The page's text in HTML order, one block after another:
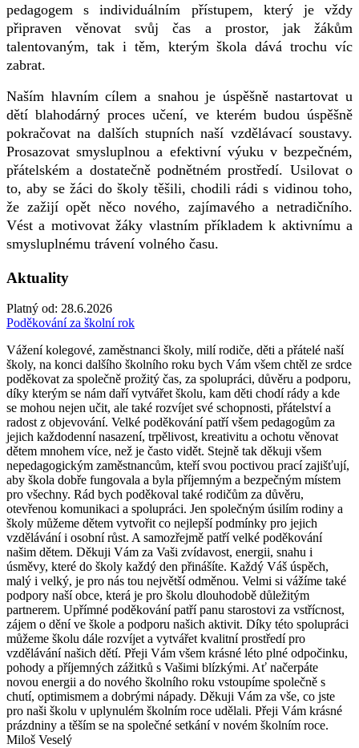
pedagogem s individuálním přístupem, který je vždy
připraven věnovat svůj čas a prostor, jak žákům
talentovaným, tak i těm, kterým škola dává trochu víc
zabrat.
Naším hlavním cílem a snahou je úspěšně nastartovat u
dětí blahodárný proces učení, ve kterém budou úspěšně
pokračovat na dalších stupních naší vzdělávací soustavy.
Prosazovat smysluplnou a efektivní výuku v bezpečném,
přátelském a dostatečně podnětném prostředí. Usilovat o
to, aby se žáci do školy těšili, chodili rádi s vidinou toho,
že zažijí opět něco nového, zajímavého a netradičního.
Vést a motivovat žáky vlastním příkladem k aktivnímu a
smysluplnému trávení volného času.
Aktuality
Platný od: 28.6.2026
Poděkování za školní rok
Vážení kolegové, zaměstnanci školy, milí rodiče, děti a přátelé naší
školy, na konci dalšího školního roku bych Vám všem chtěl ze srdce
poděkovat za společně prožitý čas, za spolupráci, důvěru a podporu,
díky kterým se nám daří vytvářet školu, kam děti chodí rády a kde
se mohou nejen učit, ale také rozvíjet své schopnosti, přátelství a
radost z objevování. Velké poděkování patří všem pedagogům za
jejich každodenní nasazení, trpělivost, kreativitu a ochotu věnovat
dětem mnohem více, než je často vidět. Stejně tak děkuji všem
nepedagogickým zaměstnancům, kteří svou poctivou prací zajišťují,
aby škola dobře fungovala a byla příjemným a bezpečným místem
pro všechny. Rád bych poděkoval také rodičům za důvěru,
otevřenou komunikaci a spolupráci. Jen společným úsilím rodiny a
školy můžeme dětem vytvořit co nejlepší podmínky pro jejich
vzdělávání i osobní růst. A samozřejmě patří velké poděkování
našim dětem. Děkuji Vám za Vaši zvídavost, energii, snahu i
úsměvy, které do školy každý den přinášíte. Každý Váš úspěch,
malý i velký, je pro nás tou největší odměnou. Velmi si vážíme také
podpory naší obce, která je pro školu dlouhodobě důležitým
partnerem. Upřímné poděkování patří panu starostovi za vstřícnost,
zájem o dění ve škole a podporu našich aktivit. Díky této spolupráci
můžeme školu dále rozvíjet a vytvářet kvalitní prostředí pro
vzdělávání našich dětí. Přeji Vám všem krásné léto plné odpočinku,
pohody a příjemných zážitků s Vašimi blízkými. Ať načerpáte
novou energii a do nového školního roku vstoupíme společně s
chutí, optimismem a dobrými nápady. Děkuji Vám za vše, co jste
pro naši školu v uplynulém školním roce udělali. Přeji Vám krásné
prázdniny a těším se na společné setkání v novém školním roce.
Miloš Veselý